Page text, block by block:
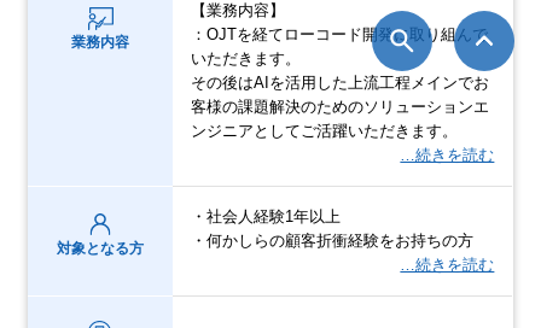
業務内容
【業務内容】
：OJTを経てローコード開発に取り組んで
いただきます。
その後はAIを活用した上流工程メインでお
客様の課題解決のためのソリューションエ
ンジニアとしてご活躍いただきます。
…続きを読む
対象となる方
・社会人経験1年以上
・何かしらの顧客折衝経験をお持ちの方
…続きを読む